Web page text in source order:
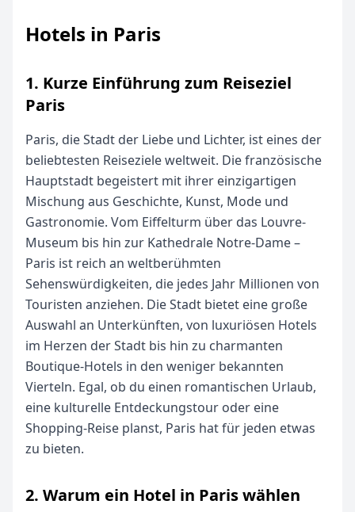
Hotels in Paris
1. Kurze Einführung zum Reiseziel
Paris
Paris, die Stadt der Liebe und Lichter, ist eines der
beliebtesten Reiseziele weltweit. Die französische
Hauptstadt begeistert mit ihrer einzigartigen
Mischung aus Geschichte, Kunst, Mode und
Gastronomie. Vom Eiffelturm über das Louvre-
Museum bis hin zur Kathedrale Notre-Dame –
Paris ist reich an weltberühmten
Sehenswürdigkeiten, die jedes Jahr Millionen von
Touristen anziehen. Die Stadt bietet eine große
Auswahl an Unterkünften, von luxuriösen Hotels
im Herzen der Stadt bis hin zu charmanten
Boutique-Hotels in den weniger bekannten
Vierteln. Egal, ob du einen romantischen Urlaub,
eine kulturelle Entdeckungstour oder eine
Shopping-Reise planst, Paris hat für jeden etwas
zu bieten.
2. Warum ein Hotel in Paris wählen